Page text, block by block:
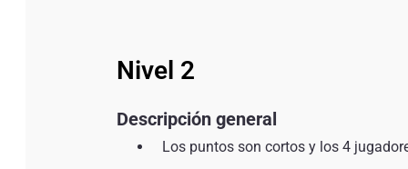
Nivel 2
Descripción general
Los puntos son cortos y los 4